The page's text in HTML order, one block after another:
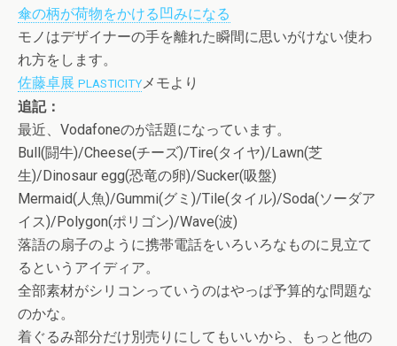
傘の柄が荷物をかける凹みになる
モノはデザイナーの手を離れた瞬間に思いがけない使わ
れ方をします。
佐藤卓展 PLASTICITYメモより
追記：
最近、Vodafoneのが話題になっています。
Bull(闘牛)/Cheese(チーズ)/Tire(タイヤ)/Lawn(芝
生)/Dinosaur egg(恐竜の卵)/Sucker(吸盤)
Mermaid(人魚)/Gummi(グミ)/Tile(タイル)/Soda(ソーダア
イス)/Polygon(ポリゴン)/Wave(波)
落語の扇子のように携帯電話をいろいろなものに見立て
るというアイディア。
全部素材がシリコンっていうのはやっぱ予算的な問題な
のかな。
着ぐるみ部分だけ別売りにしてもいいから、もっと他の